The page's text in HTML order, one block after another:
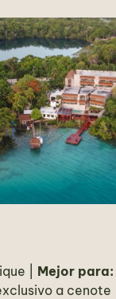
| Mejor para:
a cenote |